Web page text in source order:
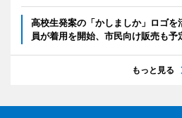
高校生発案の「かしましか」ロゴ
員が着用を開始、市民向け販売も予
もっと見る